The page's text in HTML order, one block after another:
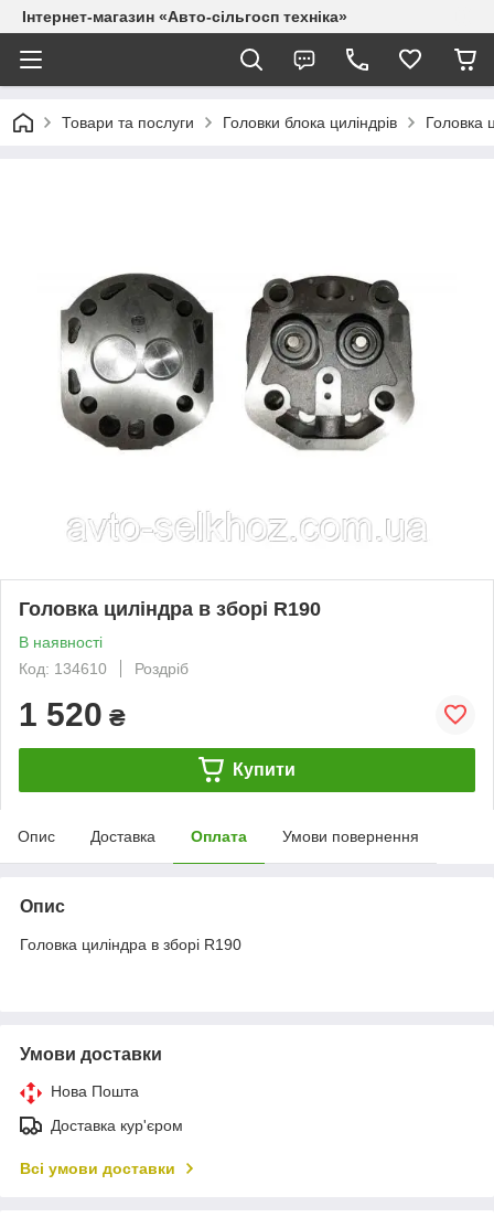
Інтернет-магазин «Авто-сільгосп техніка»
Товари та послуги Головки блока циліндрів Головка
Головка циліндра в зборі R190
В наявності
Код: 134610
Роздріб
1 520 ₴
Купити
Опис Доставка Оплата Умови повернення
Опис
Головка циліндра в зборі R190
Умови доставки
Нова Пошта
Доставка кур'єром
Всі умови доставки